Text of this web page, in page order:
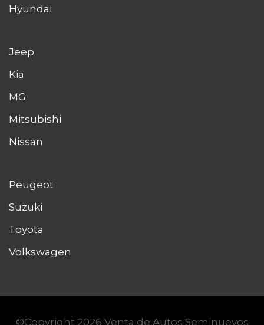
Hyundai
Jeep
Kia
MG
Mitsubishi
Nissan
Peugeot
Suzuki
Toyota
Volkswagen
©Copyright 2026 Venta de Autos Seminuevos